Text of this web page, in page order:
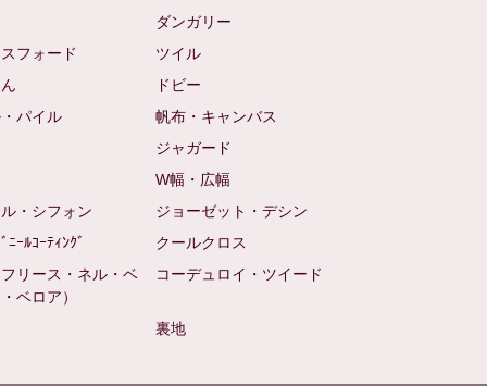
ダンガリー
フォード
ツイル
ドビー
パイル
帆布・キャンバス
ジャガード
W幅・広幅
・シフォン
ジョーゼット・デシン
ﾆｰﾙｺｰﾃｨﾝｸﾞ
クールクロス
リース・ネル・ベ
ベロア）
コーデュロイ・ツイード
裏地